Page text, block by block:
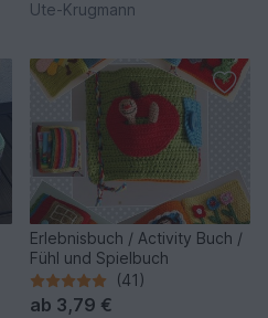
Ute-Krugmann
Erlebnisbuch / Activity Buch /
Fühl und Spielbuch
(41)
ab 3,79 €